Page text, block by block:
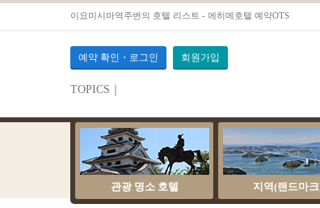
이요미시마역주변의 호텔 리스트 - 에히메호텔 예약OTS
예약 확인・로그인 회원가입
TOPICS｜
관광 명소 호텔 지역(랜드마